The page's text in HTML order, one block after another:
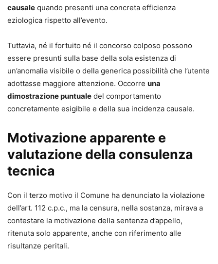
causale quando presenti una concreta efficienza
eziologica rispetto all’evento.
Tuttavia, né il fortuito né il concorso colposo possono
essere presunti sulla base della sola esistenza di
un’anomalia visibile o della generica possibilità che l’utente
adottasse maggiore attenzione. Occorre una
dimostrazione puntuale del comportamento
concretamente esigibile e della sua incidenza causale.
Motivazione apparente e
valutazione della consulenza
tecnica
Con il terzo motivo il Comune ha denunciato la violazione
dell’art. 112 c.p.c., ma la censura, nella sostanza, mirava a
contestare la motivazione della sentenza d’appello,
ritenuta solo apparente, anche con riferimento alle
risultanze peritali.